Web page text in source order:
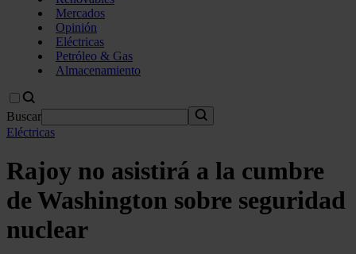
Mercados
Opinión
Eléctricas
Petróleo & Gas
Almacenamiento
Buscar
Eléctricas
Rajoy no asistirá a la cumbre
de Washington sobre seguridad
nuclear